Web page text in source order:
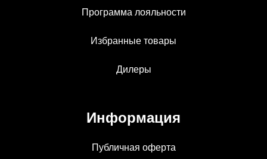
Программа лояльности
Избранные товары
Дилеры
Информация
Публичная оферта